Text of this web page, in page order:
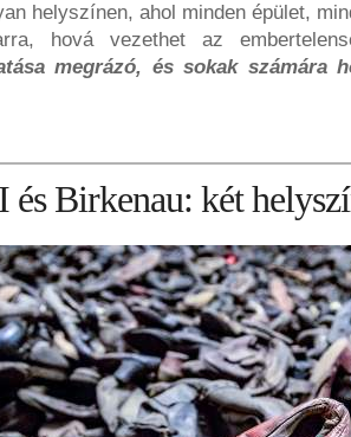
helyszínen, ahol minden épület,
hová vezethet az
megrázó, és sokak számára
Birkenau: két